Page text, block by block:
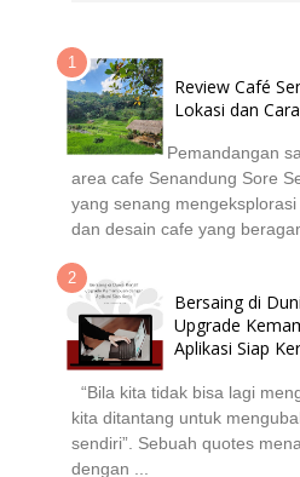
Review Café
Lokasi dan
Pemandangan
area cafe Senandung Sore
yang senang
dan desain cafe yang
Bersaing di
Upgrade
Aplikasi Siap
“Bila kita tidak bisa lagi
kita ditantang untuk
sendiri”. Sebuah quotes
dengan ...